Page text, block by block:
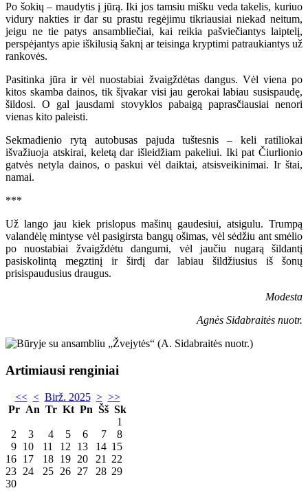
Po šokių – maudytis į jūrą. Iki jos tamsiu mišku veda takelis, kuriuo
vidury nakties ir dar su prastu regėjimu tikriausiai niekad neitum,
jeigu ne tie patys ansambliečiai, kai reikia pašviečiantys laiptelį,
perspėjantys apie iškilusią šaknį ar teisinga kryptimi patraukiantys už
rankovės.
Pasitinka jūra ir vėl nuostabiai žvaigždėtas dangus. Vėl viena po
kitos skamba dainos, tik šįvakar visi jau gerokai labiau susispaudę,
šildosi. O gal jausdami stovyklos pabaigą paprasčiausiai nenori
vienas kito paleisti.
Sekmadienio rytą autobusas pajuda tuštesnis – keli ratiliokai
išvažiuoja atskirai, keletą dar išleidžiam pakeliui. Iki pat Čiurlionio
gatvės netyla dainos, o paskui vėl daiktai, atsisveikinimai. Ir štai,
namai.
***
Už lango jau kiek prislopus mašinų gaudesiui, atsigulu. Trumpą
valandėlę mintyse vėl pasigirsta bangų ošimas, vėl sėdžiu ant smėlio
po nuostabiai žvaigždėtu dangumi, vėl jaučiu nugarą šildantį
pasiskolintą megztinį ir širdį dar labiau šildžiusius iš šonų
prisispaudusius draugus.
Modesta
Agnės Sidabraitės nuotr.
Artimiausi renginiai
<< < Birž. 2025 > >>
Pr An Tr Kt Pn Šš Sk
1
2
3 4 5 6 7
8
9 10 11 12 13 14 15
16 17 18 19 20 21
22
23 24 25 26 27 28 29
30